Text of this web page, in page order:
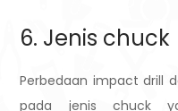
6. Jenis chuck
Perbedaan impact drill
pada jenis chuck